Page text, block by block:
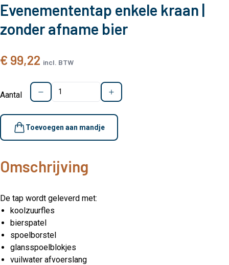
Evenemententap enkele kraan |
zonder afname bier
€ 99,22 incl. BTW
Aantal
Toevoegen aan mandje
Omschrijving
De tap wordt geleverd met:
koolzuurfles
bierspatel
spoelborstel
glansspoelblokjes
vuilwater afvoerslang